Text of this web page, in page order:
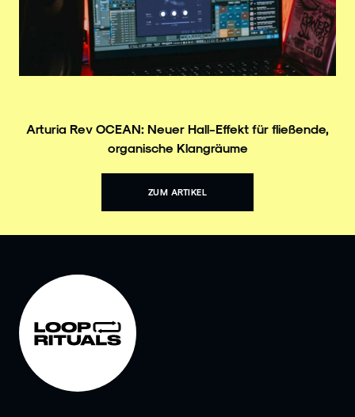
Arturia Rev OCEAN: Neuer Hall-Effekt für fließende,
organische Klangräume
ZUM ARTIKEL